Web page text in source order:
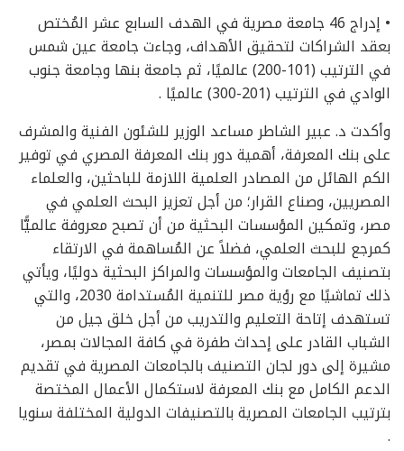
• إدراج 46 جامعة مصرية في الهدف السابع عشر المُختص
بعقد الشراكات لتحقيق الأهداف، وجاءت جامعة عين شمس
في الترتيب (101-200) عالميًا، ثم جامعة بنها وجامعة جنوب
الوادي في الترتيب (201-300) عالميًا .
وأكدت د. عبير الشاطر مساعد الوزير للشئون الفنية والمشرف
على بنك المعرفة، أهمية دور بنك المعرفة المصري في توفير
الكم الهائل من المصادر العلمية اللازمة للباحثين، والعلماء
المصريين، وصناع القرار؛ من أجل تعزيز البحث العلمي في
مصر، وتمكين المؤسسات البحثية من أن تصبح معروفة عالميًّا
كمرجع للبحث العلمي، فضلاً عن المُساهمة في الارتقاء
بتصنيف الجامعات والمؤسسات والمراكز البحثية دوليًا، ويأتي
ذلك تماشيًا مع رؤية مصر للتنمية المُستدامة 2030، والتي
تستهدف إتاحة التعليم والتدريب من أجل خلق جيل من
الشباب القادر على إحداث طفرة في كافة المجالات بمصر،
مشيرة إلى دور لجان التصنيف بالجامعات المصرية في تقديم
الدعم الكامل مع بنك المعرفة لاستكمال الأعمال المختصة
بترتيب الجامعات المصرية بالتصنيفات الدولية المختلفة سنويا
.